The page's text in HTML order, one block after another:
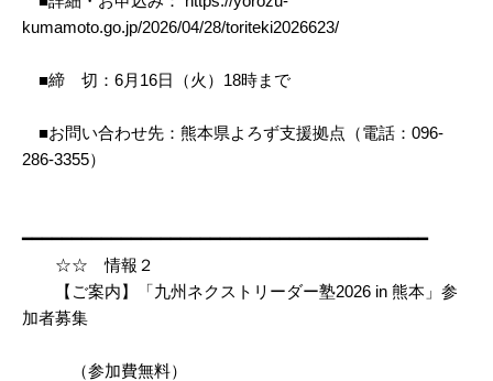
kumamoto.go.jp/2026/04/28/toriteki2026623/
■締 切：6月16日（火）18時まで
■お問い合わせ先：熊本県よろず支援拠点（電話：096-
286-3355）
━━━━━━━━━━━━━━━━━━━━━━━━━━━━━━━━━━━━━━━━━
☆☆ 情報２
【ご案内】「九州ネクストリーダー塾2026 in 熊本」参
加者募集
（参加費無料）